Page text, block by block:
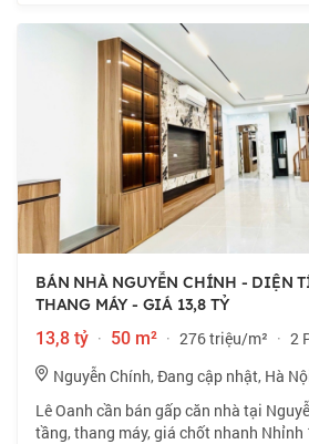
BÁN NHÀ NGUYỄN CHÍNH - DIỆN
THANG MÁY - GIÁ 13,8 TỶ
13,8 tỷ · 50 m² · 276 triệu/m² · 2
Nguyễn Chính, Đang cập nhật, Hà
Lê Oanh cần bán gấp căn nhà tại
tầng, thang máy, giá chốt nhanh Nhỉnh